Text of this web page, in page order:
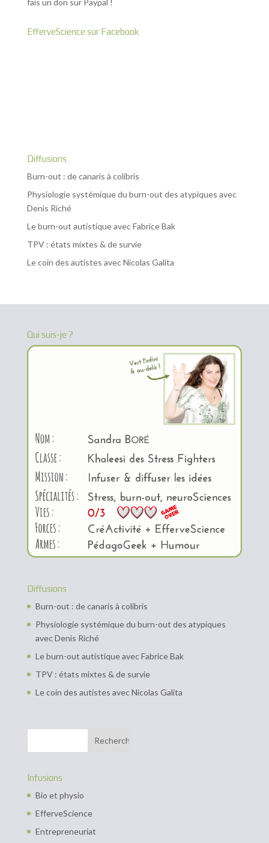
EfferveScience sur Facebook
Diffusions
Burn-out : de canaris à colibris
Physiologie systémique du burn-out des atypiques avec
Denis Riché
Le burn-out autistique avec Fabrice Bak
TPV : états mixtes & de survie
Le coin des autistes avec Nicolas Galita
Qui suis-je ?
Diffusions
Burn-out : de canaris à colibris
Physiologie systémique du burn-out des atypiques
avec Denis Riché
Le burn-out autistique avec Fabrice Bak
TPV : états mixtes & de survie
Le coin des autistes avec Nicolas Galita
Infusions
Bio et physio
EfferveScience
Entrepreneuriat